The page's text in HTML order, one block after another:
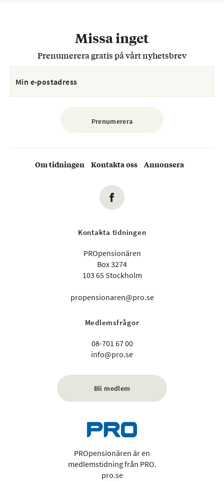
Missa inget
Prenumerera gratis på vårt nyhetsbrev
Om tidningen Kontakta oss Annonsera
Kontakta tidningen
PROpensionären
Box 3274
103 65 Stockholm
propensionaren@pro.se
Medlemsfrågor
08-701 67 00
info@pro.se
Bli medlem
PROpensionären är en
medlemstidning från PRO.
pro.se